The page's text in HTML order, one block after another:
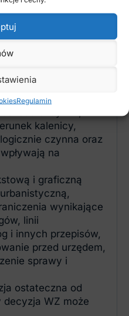
Regulamin
drogi publicznej,
zjazdu i dostępność
zabudowy i
kalenicy,
czynna oraz
na
i graficzną
wynikające
linii
i innych przepisów,
przed urzędem,
sprawy i
ostateczna od
decyzja WZ może